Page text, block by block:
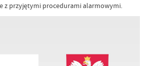
z przyjętymi procedurami alarmowymi.